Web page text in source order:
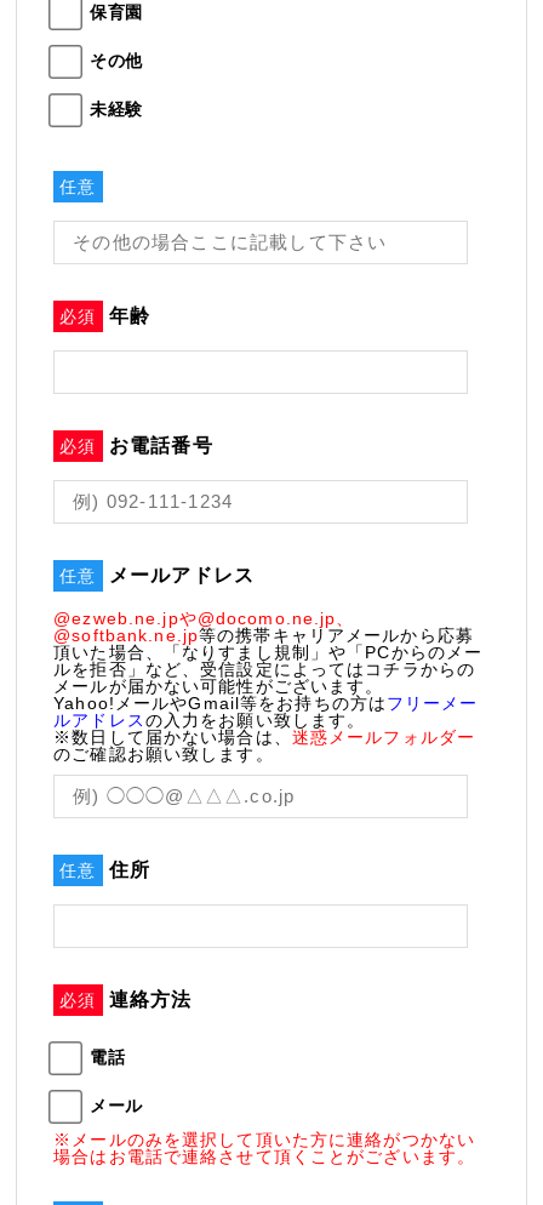
保育園
その他
未経験
任意
必須 年齢
必須 お電話番号
任意 メールアドレス
@ezweb.ne.jpや@docomo.ne.jp、
@softbank.ne.jp等の携帯キャリアメールから応募
頂いた場合、「なりすまし規制」や「PCからのメー
ルを拒否」など、受信設定によってはコチラからの
メールが届かない可能性がございます。
Yahoo!メールやGmail等をお持ちの方はフリーメー
ルアドレスの入力をお願い致します。
※数日して届かない場合は、 迷惑メールフォルダー
のご確認お願い致します。
任意 住所
必須 連絡方法
電話
メール
※メールのみを選択して頂いた方に連絡がつかない
場合はお電話で連絡させて頂くことがございます。